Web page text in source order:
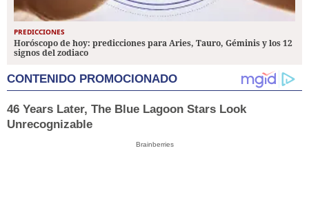
PREDICCIONES
Horóscopo de hoy: predicciones para Aries, Tauro, Géminis y los 12
signos del zodiaco
CONTENIDO PROMOCIONADO
46 Years Later, The Blue Lagoon Stars Look
Unrecognizable
Brainberries